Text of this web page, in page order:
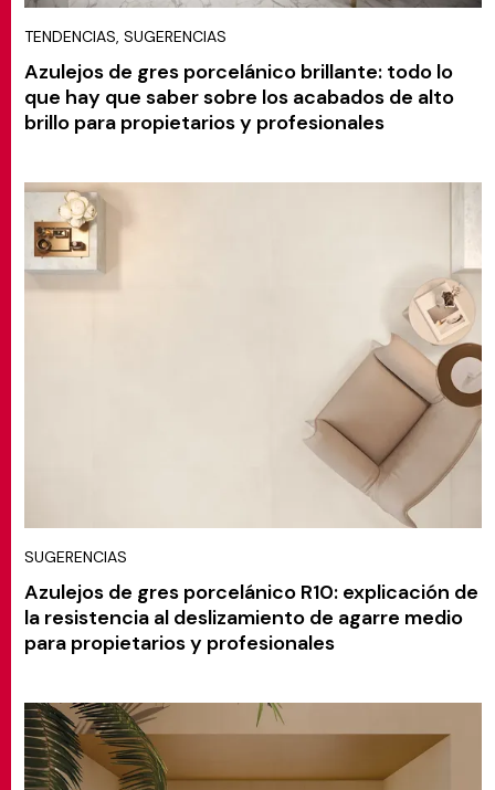
TENDENCIAS, SUGERENCIAS
Azulejos de gres porcelánico brillante: todo lo
que hay que saber sobre los acabados de alto
brillo para propietarios y profesionales
SUGERENCIAS
Azulejos de gres porcelánico R10: explicación de
la resistencia al deslizamiento de agarre medio
para propietarios y profesionales